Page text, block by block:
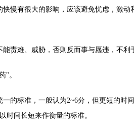
有很大的影响，应该避免忧虑，激动
责难、威胁，否则反而事与愿违，不利
"。
标准，一般认为2~6分，但更短的时
时间长短来作衡量的标准。